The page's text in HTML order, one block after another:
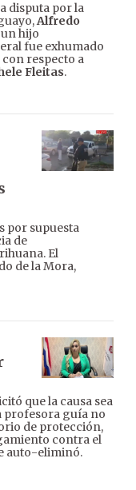
disputa por la
Alfredo
hijo
fue exhumado
respecto a
Fleitas.
por supuesta
de
El
de la Mora,
que la causa sea
profesora guía no
de protección,
contra el
auto-eliminó.